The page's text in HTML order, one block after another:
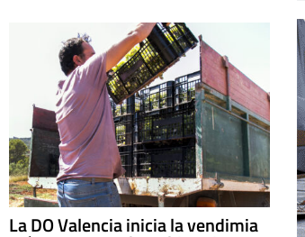
La DO Valencia inicia la vendimia